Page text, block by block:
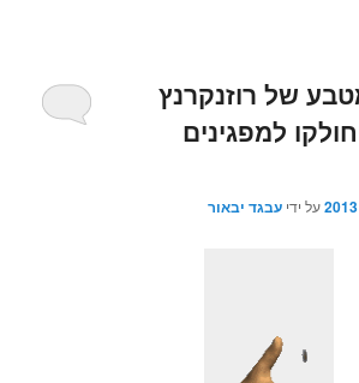
של רוזנקרנץ
למפגינים
על ידיעבגד יבאור